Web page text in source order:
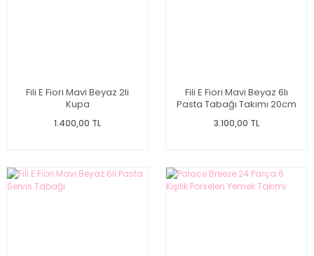
Fili E Fiori Mavi Beyaz 2li
Kupa
1.400,00 TL
Fili E Fiori Mavi Beyaz 6lı
Pasta Tabağı Takımı 20cm
3.100,00 TL